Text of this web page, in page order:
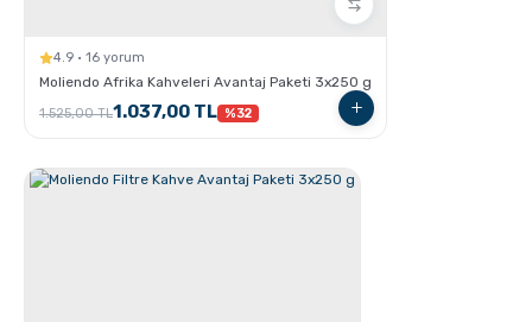
V60 Dripper ile Pour Over Kahve Nasıl Demlenir?
4.9 · 16 yorum
Moliendo Afrika Kahveleri Avantaj Paketi 3x250 g
1.525,00 TL1.037,00 TL %32